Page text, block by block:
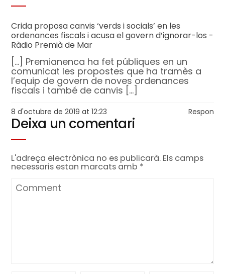
Crida proposa canvis ‘verds i socials’ en les
ordenances fiscals i acusa el govern d’ignorar-los -
Ràdio Premià de Mar
[…] Premianenca ha fet públiques en un
comunicat les propostes que ha tramès a
l’equip de govern de noves ordenances
fiscals i també de canvis […]
8 d'octubre de 2019 at 12:23 Respon
Deixa un comentari
L'adreça electrònica no es publicarà. Els camps
necessaris estan marcats amb *